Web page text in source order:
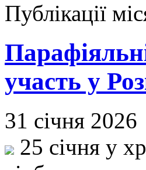
Публікації
участь у
31 січня 2026
25 січня у